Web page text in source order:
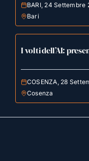
BARI, 24 Settembre
Bari
I volti dell’AI:
COSENZA, 28
Cosenza